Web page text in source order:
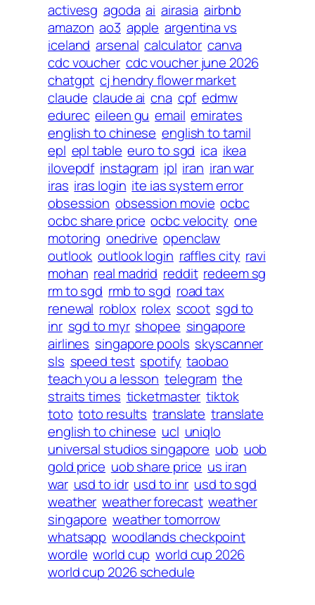
activesg agoda ai airasia airbnb
amazon ao3 apple argentina vs
iceland arsenal calculator canva
cdc voucher cdc voucher june 2026
chatgpt cj hendry flower market
claude claude ai cna cpf edmw
edurec eileen gu email emirates
english to chinese english to tamil
epl epl table euro to sgd ica ikea
ilovepdf instagram ipl iran iran war
iras iras login ite ias system error
obsession obsession movie ocbc
ocbc share price ocbc velocity one
motoring onedrive openclaw
outlook outlook login raffles city ravi
mohan real madrid reddit redeem sg
rm to sgd rmb to sgd road tax
renewal roblox rolex scoot sgd to
inr sgd to myr shopee singapore
airlines singapore pools skyscanner
sls speed test spotify taobao
teach you a lesson telegram the
straits times ticketmaster tiktok
toto toto results translate translate
english to chinese ucl uniqlo
universal studios singapore uob uob
gold price uob share price us iran
war usd to idr usd to inr usd to sgd
weather weather forecast weather
singapore weather tomorrow
whatsapp woodlands checkpoint
wordle world cup world cup 2026
world cup 2026 schedule